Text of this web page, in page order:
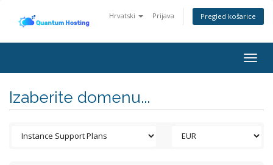
Hrvatski Prijava Pregled košarice
Izaberite domenu...